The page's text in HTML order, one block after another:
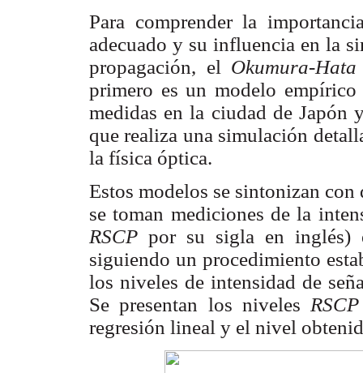
Para comprender la
adecuado y su influencia en la
propagación, el Okumura-
primero es un modelo empírico
medidas en la ciudad de Japón
que realiza una simulación
la física óptica.
Estos modelos se sintonizan con
se toman mediciones de la
RSCP por su sigla en inglés)
siguiendo un procedimiento
los niveles de intensidad de
Se presentan los niveles
regresión lineal y el nivel